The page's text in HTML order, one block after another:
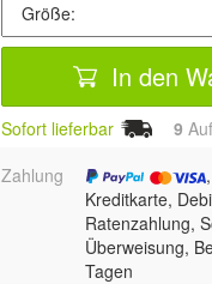
In den
Sofort lieferbar 9
Zahlung
Kreditkarte,
Ratenzahlung,
Überweisung,
Tagen